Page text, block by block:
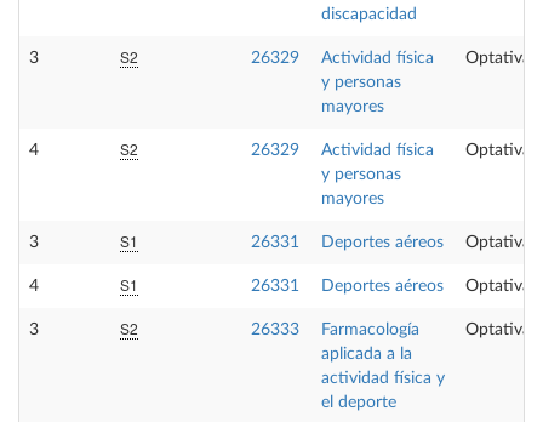
discapacidad
3 S2 26329
Actividad física
y personas
mayores
Optativa
4 S2 26329
Actividad física
y personas
mayores
Optativa
3 S1 26331 Deportes aéreos Optativa
4 S1 26331 Deportes aéreos Optativa
3 S2 26333
Farmacología
aplicada a la
actividad física y
el deporte
Optativa